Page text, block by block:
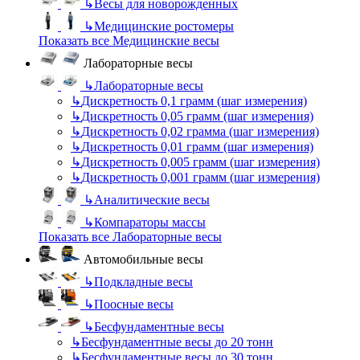
↳Весы для новорожденных
↳Медицинские ростомеры
Показать все Медицинские весы
Лабораторные весы
↳Лабораторные весы
↳Дискретность 0,1 грамм (шаг измерения)
↳Дискретность 0,05 грамм (шаг измерения)
↳Дискретность 0,02 грамма (шаг измерения)
↳Дискретность 0,01 грамм (шаг измерения)
↳Дискретность 0,005 грамм (шаг измерения)
↳Дискретность 0,001 грамм (шаг измерения)
↳Аналитические весы
↳Компараторы массы
Показать все Лабораторные весы
Автомобильные весы
↳Подкладные весы
↳Поосные весы
↳Бесфундаментные весы
↳Бесфундаментные весы до 20 тонн
↳Бесфундаментные весы до 30 тонн